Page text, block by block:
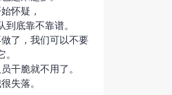
怀疑，
到底靠不靠谱。
了，我们可以不要
。
干脆就不用了。
失落。